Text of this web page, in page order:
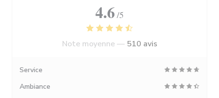
4.6 /5
Note moyenne — 510 avis
Service
Ambiance